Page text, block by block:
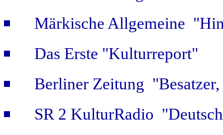
Märkische Allgemeine
Das Erste "Kulturreport"
Berliner Zeitung
SR 2 KulturRadio